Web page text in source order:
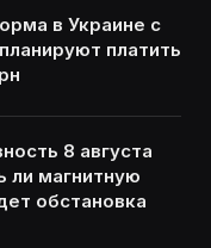
в Украине с
платить
8 августа
ли магнитную
обстановка